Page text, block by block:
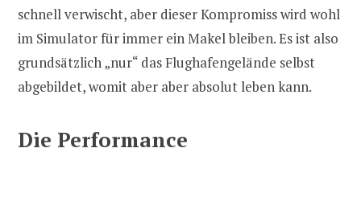
schnell verwischt, aber dieser Kompromiss wird wohl
im Simulator für immer ein Makel bleiben. Es ist also
grundsätzlich „nur“ das Flughafengelände selbst
abgebildet, womit aber aber absolut leben kann.
Die Performance